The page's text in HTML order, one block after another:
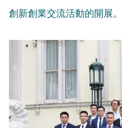
創新創業交流活動的開展。